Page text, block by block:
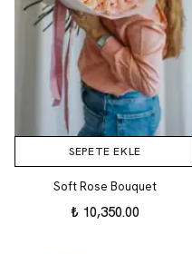
SEPETE EKLE
Soft Rose Bouquet
₺ 10,350.00